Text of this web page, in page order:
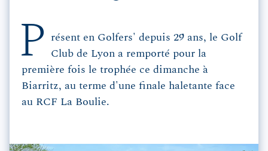
P
résent en Golfers' depuis 29 ans, le Golf
Club de Lyon a remporté pour la
première fois le trophée ce dimanche à
Biarritz, au terme d'une finale haletante face
au RCF La Boulie.